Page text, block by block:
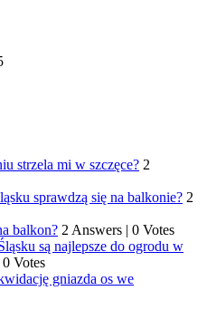
strzela mi w szczęce? 2
sprawdzą się na balkonie? 2
balkon? 2 Answers | 0 Votes
są najlepsze do ogrodu w
0 Votes
gniazda os we